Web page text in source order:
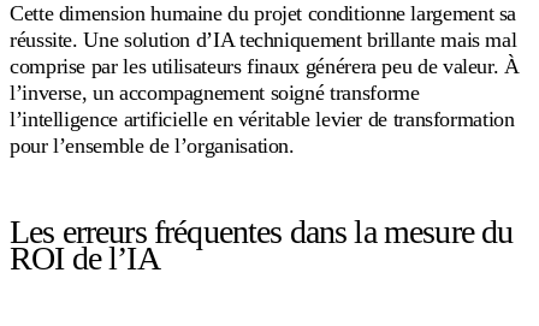
Cette dimension humaine du projet conditionne largement sa
réussite. Une solution d’IA techniquement brillante mais mal
comprise par les utilisateurs finaux générera peu de valeur. À
l’inverse, un accompagnement soigné transforme
l’intelligence artificielle en véritable levier de transformation
pour l’ensemble de l’organisation.
Les erreurs fréquentes dans la mesure du
ROI de l’IA